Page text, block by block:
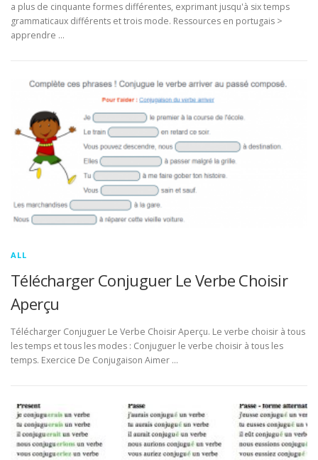
a plus de cinquante formes différentes, exprimant jusqu'à six temps
grammaticaux différents et trois mode. Ressources en portugais >
apprendre …
ALL
Télécharger Conjuguer Le Verbe Choisir
Aperçu
Télécharger Conjuguer Le Verbe Choisir Aperçu. Le verbe choisir à tous
les temps et tous les modes : Conjuguer le verbe choisir à tous les
temps. Exercice De Conjugaison Aimer …